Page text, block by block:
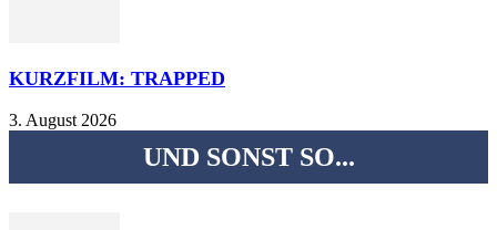
KURZFILM: TRAPPED
3. August 2026
UND SONST SO...